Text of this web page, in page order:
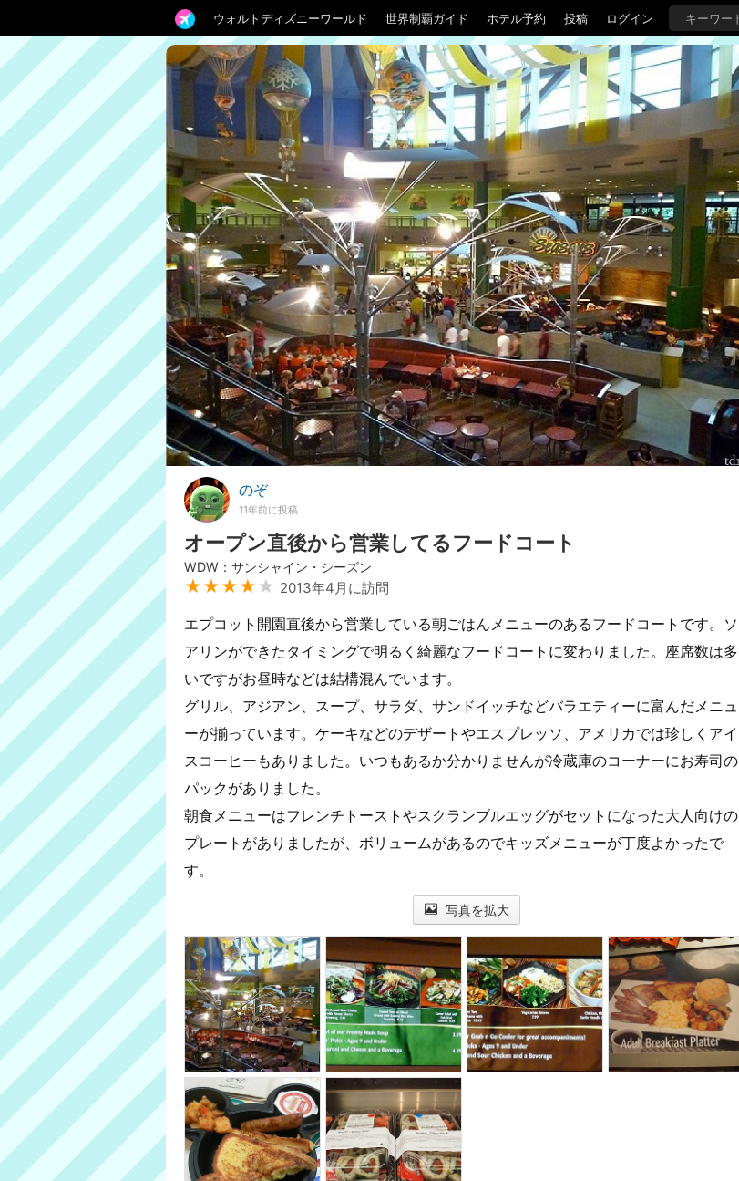
ウォルトディズニーワールド 世界制覇ガイド ホテル予約 投稿 ログイン
のぞ
11年前に投稿
オープン直後から営業してるフードコート
WDW：サンシャイン・シーズン
★★★★ ★ 2013年4月に訪問
エプコット開園直後から営業している朝ごはんメニューのあるフードコートです。ソ
アリンができたタイミングで明るく綺麗なフードコートに変わりました。座席数は多
いですがお昼時などは結構混んでいます。
グリル、アジアン、スープ、サラダ、サンドイッチなどバラエティーに富んだメニュ
ーが揃っています。ケーキなどのデザートやエスプレッソ、アメリカでは珍しくアイ
スコーヒーもありました。いつもあるか分かりませんが冷蔵庫のコーナーにお寿司の
パックがありました。
朝食メニューはフレンチトーストやスクランブルエッグがセットになった大人向けの
プレートがありましたが、ボリュームがあるのでキッズメニューが丁度よかったで
す。
写真を拡大